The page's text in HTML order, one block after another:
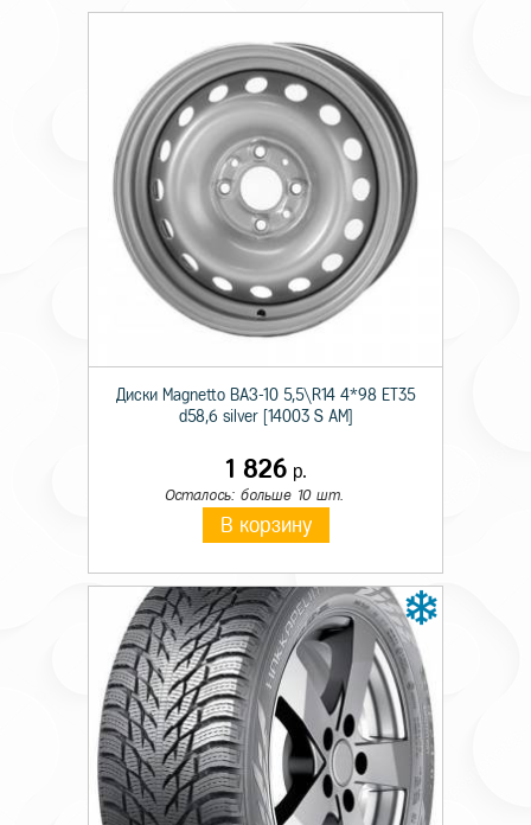
Технические характеристики
Шипы Ш.
Индекс нагрузки 88
Диски Magnetto ВАЗ-10 5,5\R14 4*98 ET35
d58,6 silver [14003 S AM]
1 826р.
Осталось: больше 10 шт.
В корзину